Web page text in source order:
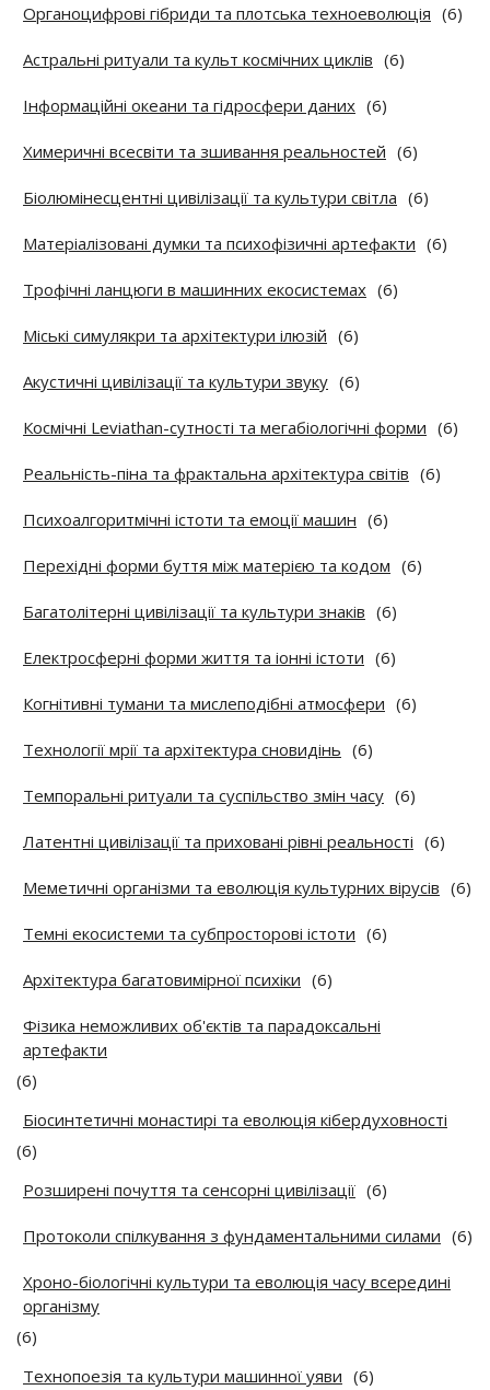
Органоцифрові гібриди та плотська техноеволюція (6)
Астральні ритуали та культ космічних циклів (6)
Інформаційні океани та гідросфери даних (6)
Химеричні всесвіти та зшивання реальностей (6)
Біолюмінесцентні цивілізації та культури світла (6)
Матеріалізовані думки та психофізичні артефакти (6)
Трофічні ланцюги в машинних екосистемах (6)
Міські симулякри та архітектури ілюзій (6)
Акустичні цивілізації та культури звуку (6)
Космічні Leviathan-сутності та мегабіологічні форми (6)
Реальність-піна та фрактальна архітектура світів (6)
Психоалгоритмічні істоти та емоції машин (6)
Перехідні форми буття між матерією та кодом (6)
Багатолітерні цивілізації та культури знаків (6)
Електросферні форми життя та іонні істоти (6)
Когнітивні тумани та мислеподібні атмосфери (6)
Технології мрії та архітектура сновидінь (6)
Темпоральні ритуали та суспільство змін часу (6)
Латентні цивілізації та приховані рівні реальності (6)
Меметичні організми та еволюція культурних вірусів (6)
Темні екосистеми та субпросторові істоти (6)
Архітектура багатовимірної психіки (6)
Фізика неможливих об'єктів та парадоксальні
артефакти
(6)
Біосинтетичні монастирі та еволюція кібердуховності
(6)
Розширені почуття та сенсорні цивілізації (6)
Протоколи спілкування з фундаментальними силами (6)
Хроно-біологічні культури та еволюція часу всередині
організму
(6)
Технопоезія та культури машинної уяви (6)